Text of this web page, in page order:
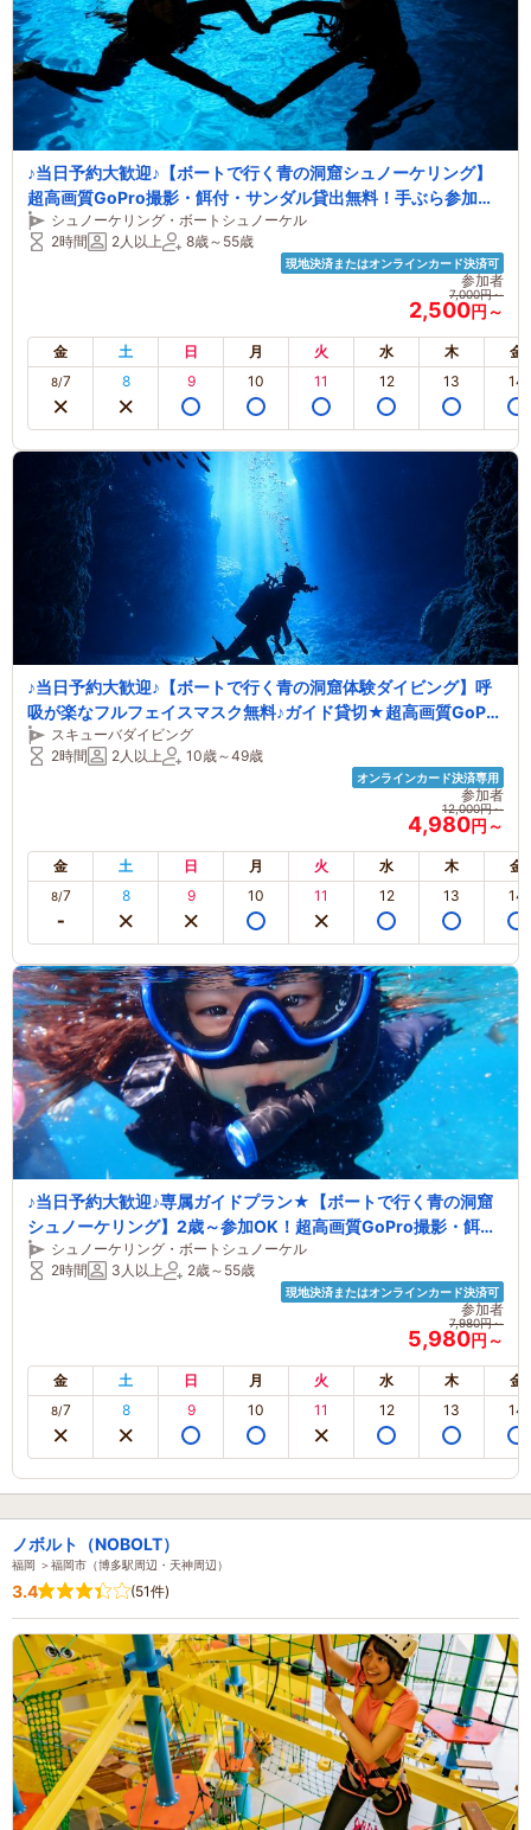
♪当日予約大歓迎♪【ボートで行く青の洞窟シュノーケリング】
超高画質GoPro撮影・餌付・サンダル貸出無料！手ぶら参加も
OK♪♪シュノーケリング・ボートシュノーケル
2時間
2人以上 8歳～55歳
現地決済またはオンラインカード決済可
参加者
7,000円～
2,500円～
金 土 日 月 火 水 木 金
8/7 8 9 10 11 12 13 14
♪当日予約大歓迎♪【ボートで行く青の洞窟体験ダイビング】呼
吸が楽なフルフェイスマスク無料♪ガイド貸切★超高画質GoPro
撮影・餌付・サンダル貸出無料！手ぶら参加もOK♪♪
スキューバダイビング
2時間
2人以上 10歳～49歳
オンラインカード決済専用
参加者
12,000円～
4,980円～
金 土 日 月 火 水 木 金
8/7 8 9 10 11 12 13 14
♪当日予約大歓迎♪専属ガイドプラン★【ボートで行く青の洞窟
シュノーケリング】2歳～参加OK！超高画質GoPro撮影・餌
付・サンダル貸出無料！手ぶら参加もOK♪♪
シュノーケリング・ボートシュノーケル
2時間
3人以上 2歳～55歳
現地決済またはオンラインカード決済可
参加者
7,980円～
5,980円～
金 土 日 月 火 水 木 金
8/7 8 9 10 11 12 13 14
ノボルト（NOBOLT）
福岡 ＞福岡市（博多駅周辺・天神周辺）
3.4 (51件)